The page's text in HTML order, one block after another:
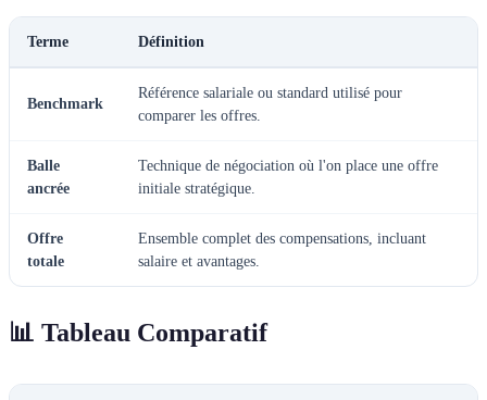
Terme Définition
Benchmark
Référence salariale ou standard utilisé pour
comparer les offres.
Balle
ancrée
Technique de négociation où l'on place une offre
initiale stratégique.
Offre
totale
Ensemble complet des compensations, incluant
salaire et avantages.
📊 Tableau Comparatif